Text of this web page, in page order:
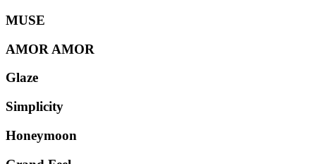
MUSE
AMOR AMOR
Glaze
Simplicity
Honeymoon